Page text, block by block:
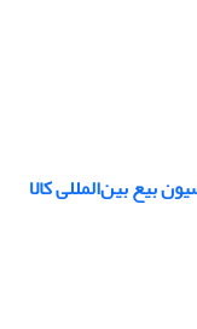
بیع بین‌المللی کالا